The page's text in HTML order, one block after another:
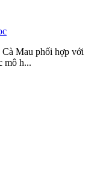
Mau phối hợp với
mô h...